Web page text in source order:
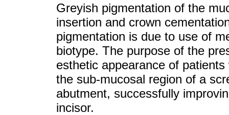
Greyish pigmentation of the
insertion and crown
pigmentation is due to use of
biotype. The purpose of the
esthetic appearance of
the sub-mucosal region of a
abutment, successfully
incisor.